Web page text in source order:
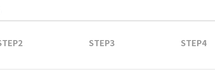
STEP3 STEP4